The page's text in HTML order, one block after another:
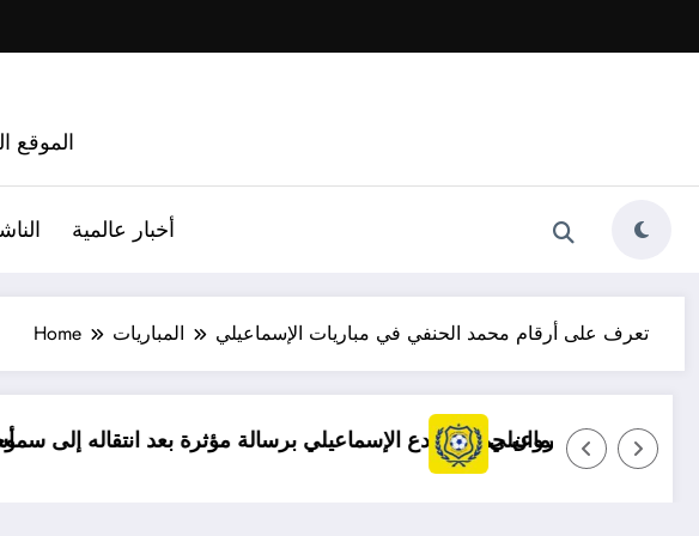
الموقع
أخبار عالمية
Home المباريات تعرف على أرقام محمد الحنفي في مباريات الإسماعيلي
مروان حمدي يودع الإسماعيلي برسالةتوضيح مهم بشأن قضايا الإسماعيلي